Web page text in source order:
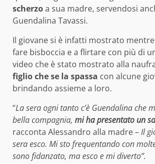
scherzoa sua madre, servendosi
Guendalina Tavassi.
Il giovane si è infatti mostrato
fare bisboccia e a flirtare con più di
video che è stato mostrato alla
figlio che se la spassa con alcune
brindando assieme a loro.
“La sera ogni tanto c’è Guendalina che
bella compagnia, mi ha presentato un
racconta Alessandro alla madre –Il
sera esco. Mi sto frequentando con
sono fidanzato, ma esco e mi diverto”.